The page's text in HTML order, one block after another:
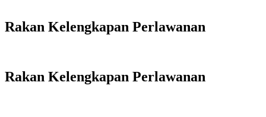
Rakan Kelengkapan Perlawanan
Rakan Kelengkapan Perlawanan